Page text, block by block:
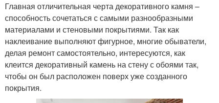
Главная отличительная черта декоративного камня –
способность сочетаться с самыми разнообразными
материалами и стеновыми покрытиями. Так как
наклеивание выполняют фигурное, многие обыватели,
делая ремонт самостоятельно, интересуются, как
клеится декоративный камень на стену с обоями так,
чтобы он был расположен поверх уже созданного
покрытия.